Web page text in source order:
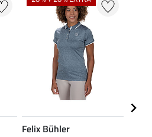
Felix Bühler